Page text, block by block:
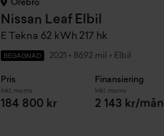
Örebro
Nissan Leaf Elbil
E Tekna 62 kWh 217 hk
BEGAGNAD 2021 • 8692 mil • Elbil
Pris
Inkl. moms
184 800 kr
Finansiering
Inkl. moms
2 143 kr/mån